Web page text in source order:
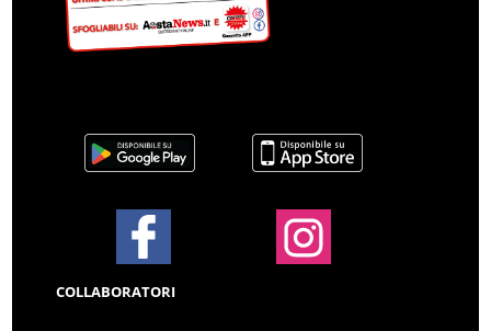
COLLABORATORI